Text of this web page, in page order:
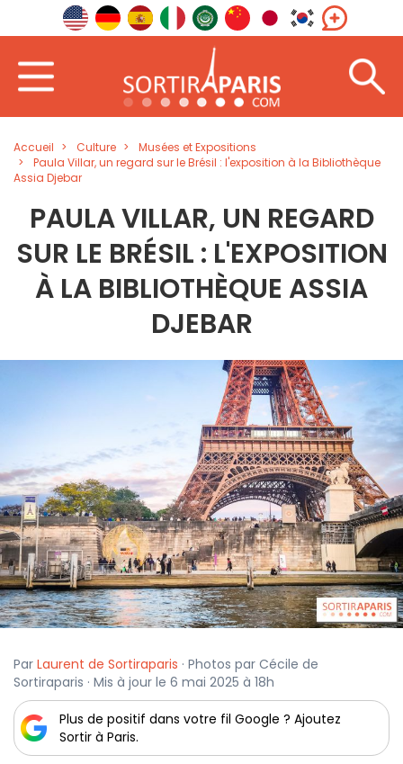
Accueil Culture
Musées et Expositions
Paula Villar, un regard sur le Brésil : l'exposition à la Bibliothèque
Assia Djebar
PAULA VILLAR, UN REGARD
SUR LE BRÉSIL : L'EXPOSITION
À LA BIBLIOTHÈQUE ASSIA
DJEBAR
Par Laurent de Sortiraparis · Photos par Cécile de
Sortiraparis · Mis à jour le 6 mai 2025 à 18h
Plus de positif dans votre fil Google ? Ajoutez
Sortir à Paris.